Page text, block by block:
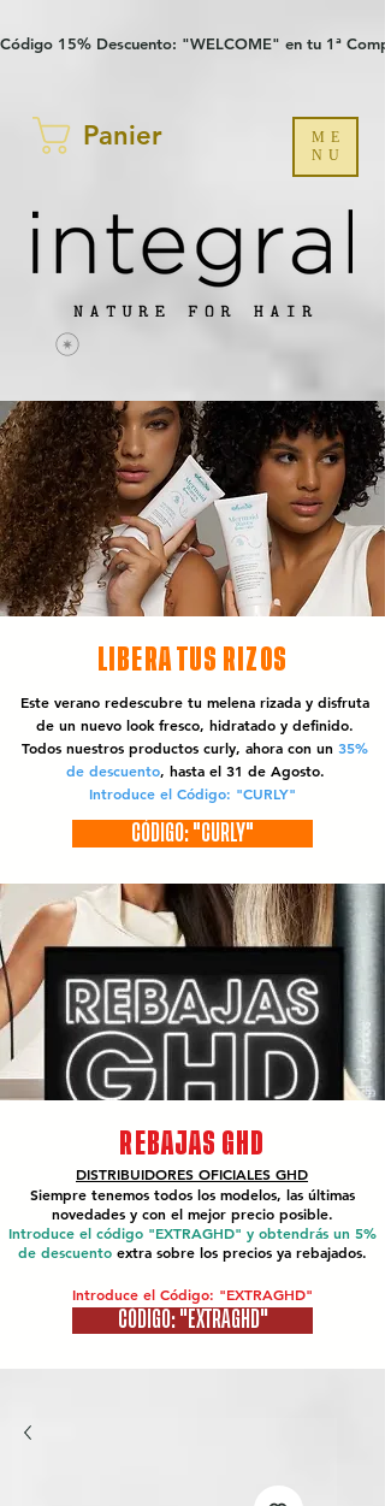
Código 15% Descuento: "WELCOME" en tu 1ª
Panier
ME
NU
LIBERA TUS RIZOS
Este verano redescubre tu melena rizada y disfruta
de un nuevo look fresco, hidratado y definido.
Todos nuestros productos curly, ahora con un 35%
de descuento, hasta el 31 de Agosto.
Introduce el Código: "CURLY"
CÓDIGO: "CURLY"
REBAJAS GHD
DISTRIBUIDORES OFICIALES GHD
Siempre tenemos todos los modelos, las últimas
novedades y con el mejor precio posible.
Introduce el código "EXTRAGHD" y obtendrás un 5%
de descuento extra sobre los precios ya rebajados.
Introduce el Código: "EXTRAGHD"
CÓDIGO: "EXTRAGHD"